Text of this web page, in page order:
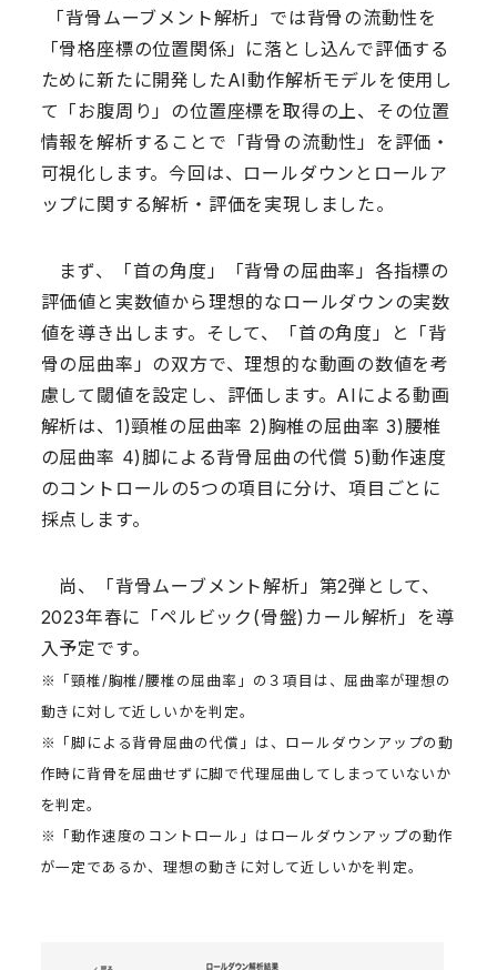
「背骨ムーブメント解析」では背骨の流動性を
「骨格座標の位置関係」に落とし込んで評価する
ために新たに開発したAI動作解析モデルを使用し
て「お腹周り」の位置座標を取得の上、その位置
情報を解析することで「背骨の流動性」を評価・
可視化します。今回は、ロールダウンとロールア
ップに関する解析・評価を実現しました。
まず、「首の角度」「背骨の屈曲率」各指標の
評価値と実数値から理想的なロールダウンの実数
値を導き出します。そして、「首の角度」と「背
骨の屈曲率」の双方で、理想的な動画の数値を考
慮して閾値を設定し、評価します。AIによる動画
解析は、1)頸椎の屈曲率 2)胸椎の屈曲率 3)腰椎
の屈曲率 4)脚による背骨屈曲の代償 5)動作速度
のコントロールの5つの項目に分け、項目ごとに
採点します。
尚、「背骨ムーブメント解析」第2弾として、
2023年春に「ペルビック(骨盤)カール解析」を導
入予定です。
※「頸椎/胸椎/腰椎の屈曲率」の３項目は、屈曲率が理想の
動きに対して近しいかを判定。
※「脚による背骨屈曲の代償」は、ロールダウンアップの動
作時に背骨を屈曲せずに脚で代理屈曲してしまっていないか
を判定。
※「動作速度のコントロール」はロールダウンアップの動作
が一定であるか、理想の動きに対して近しいかを判定。